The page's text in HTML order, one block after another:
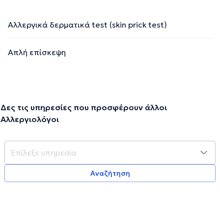
Αλλεργικά δερματικά test (skin prick test)
Απλή επίσκεψη
Δες τις υπηρεσίες που προσφέρουν άλλοι
Αλλεργιολόγοι
Αναζήτηση